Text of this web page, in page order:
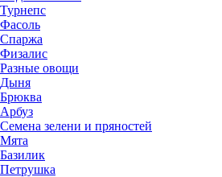
Турнепс
Фасоль
Спаржа
Физалис
Разные овощи
Дыня
Брюква
Арбуз
Семена зелени и пряностей
Мята
Базилик
Петрушка